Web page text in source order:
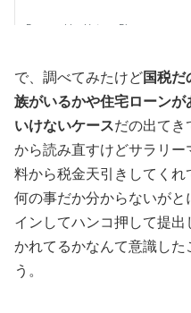
で、調べてみたけど国税
族がいるかや住宅ローン
いけないケースだの出てき
から読み直すけどサラリ
料から税金天引きしてく
何の事だか分からないが
インしてハンコ押して提出
かれてるかなんて意識し
う。